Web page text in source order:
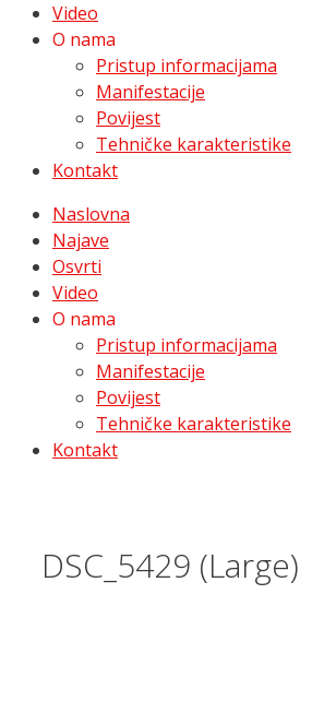
Video
O nama
Pristup informacijama
Manifestacije
Povijest
Tehničke karakteristike
Kontakt
Naslovna
Najave
Osvrti
Video
O nama
Pristup informacijama
Manifestacije
Povijest
Tehničke karakteristike
Kontakt
DSC_5429 (Large)